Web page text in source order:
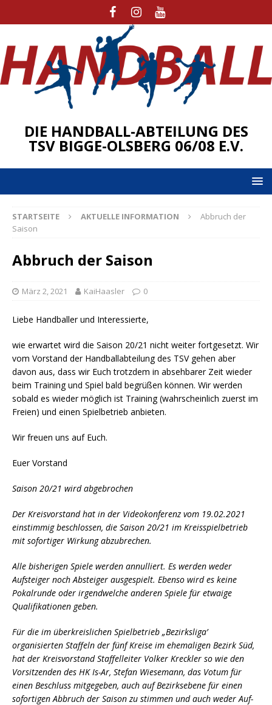
DIE HANDBALL-ABTEILUNG DES
TSV BIGGE-OLSBERG 06/08 E.V.
STARTSEITE AKTUELLE INFORMATION
Abbruch der
Saison
Abbruch der Saison
März 2, 2021 KaiHaasler 0
Liebe Handballer und Interessierte,
wie erwartet wird die Saison 20/21 nicht weiter fortgesetzt. Wir
vom Vorstand der Handballabteilung des TSV gehen aber
davon aus, dass wir Euch trotzdem in absehbarer Zeit wieder
beim Training und Spiel bald begrüßen können. Wir werden
sobald es wieder möglich ist Training (wahrscheinlich zuerst im
Freien) und einen Spielbetrieb anbieten.
Wir freuen uns auf Euch.
Euer Vorstand
Saison 20/21 wird abgebrochen
Der Kreisvorstand hat in der Videokonferenz vom 19.02.2021
einstimmig beschlossen, die Saison 20/21 im Kreisspielbetrieb
mit sofortiger Wirkung abzubrechen.
Alle bisherigen Spiele werden annulliert. Es werden weder
Aufsteiger noch Absteiger ausgespielt. Ebenso wird es keine
Pokalrunde oder irgendwelche anderen Spiele für etwaige
Qualifikationen geben.
Für die im überkreislichen Spielbetrieb „Bezirksliga’
organisierten Staffeln der fünf Kreise im ehemaligen Bezirk Süd,
hat der Kreisvorstand Staffelleiter Volker Kreckler so wie den
Vorsitzenden des HK Is-Ar, Stefan Wiesemann, das Votum für
einen Beschluss mitgegeben, auch auf Bezirksebene für einen
sofortigen Abbruch der Saison zu stimmen und auch weder Auf-